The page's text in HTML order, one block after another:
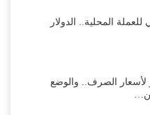
للعملة المحلية.. الدولار
لأسعار الصرف.. والوضع